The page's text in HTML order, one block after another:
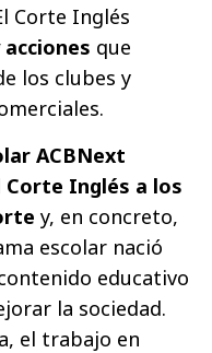
Corte Inglés
que
los clubes y
ACBNext
Corte Inglés a los
y, en concreto,
escolar nació
educativo
la sociedad.
el trabajo en